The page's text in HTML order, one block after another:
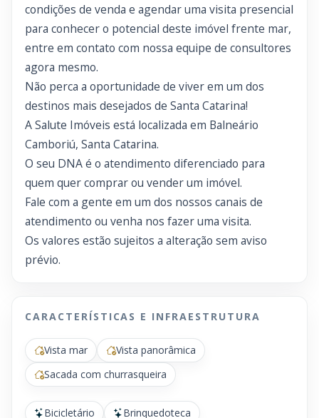
condições de venda e agendar uma visita presencial
para conhecer o potencial deste imóvel frente mar,
entre em contato com nossa equipe de consultores
agora mesmo.
Não perca a oportunidade de viver em um dos
destinos mais desejados de Santa Catarina!
A Salute Imóveis está localizada em Balneário
Camboriú, Santa Catarina.
O seu DNA é o atendimento diferenciado para
quem quer comprar ou vender um imóvel.
Fale com a gente em um dos nossos canais de
atendimento ou venha nos fazer uma visita.
Os valores estão sujeitos a alteração sem aviso
prévio.
CARACTERÍSTICAS E INFRAESTRUTURA
Vista mar
Vista panorâmica
Sacada com churrasqueira
Bicicletário Brinquedoteca